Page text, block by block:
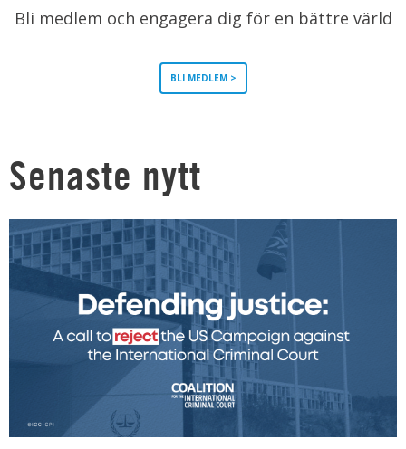
Bli medlem och engagera dig för en bättre värld
BLI MEDLEM >
Senaste nytt